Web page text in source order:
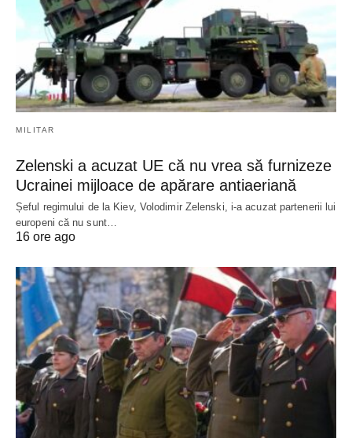
MILITAR
Zelenski a acuzat UE că nu vrea să furnizeze
Ucrainei mijloace de apărare antiaeriană
Șeful regimului de la Kiev, Volodimir Zelenski, i-a acuzat partenerii lui
europeni că nu sunt…
16 ore ago